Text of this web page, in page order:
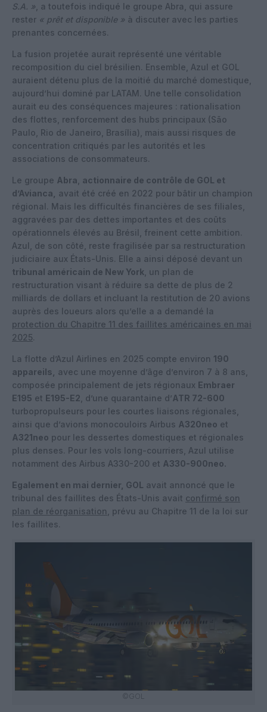
S.A. » , a toutefois indiqué le groupe Abra, qui assure
rester « prêt et disponible » à discuter avec les parties
prenantes concernées.
La fusion projetée aurait représenté une véritable
recomposition du ciel brésilien. Ensemble, Azul et GOL
auraient détenu plus de la moitié du marché domestique,
aujourd’hui dominé par LATAM. Une telle consolidation
aurait eu des conséquences majeures : rationalisation
des flottes, renforcement des hubs principaux (São
Paulo, Rio de Janeiro, Brasília), mais aussi risques de
concentration critiqués par les autorités et les
associations de consommateurs.
Le groupe Abra actionnaire de contrôle de GOL et
d’Avianca,
avait été créé en 2022 pour bâtir un champion
régional. Mais les difficultés financières de ses filiales,
aggravées par des dettes importantes et des coûts
opérationnels élevés au Brésil, freinent cette ambition.
Azul, de son côté, reste fragilisée par sa restructuration
judiciaire aux États-Unis. Elle a ainsi déposé devant un
tribunal américain de New York , un plan de
restructuration visant à réduire sa dette de plus de 2
milliards de dollars et incluant la restitution de 20 avions
auprès des loueurs alors qu’elle a a demandé la
protection du Chapitre 11 des faillites américaines en mai
2025.
La flotte d’Azul Airlines en 2025 compte environ 190
appareils,
avec une moyenne d’âge d’environ 7 à 8 ans,
composée principalement de jets régionaux Embraer
E195 et E195-E2 , d’une quarantaine d’ATR 72-600
turbopropulseurs pour les courtes liaisons régionales,
ainsi que d’avions monocouloirs Airbus A320neo et
A321neo pour les dessertes domestiques et régionales
plus denses. Pour les vols long-courriers, Azul utilise
notamment des Airbus A330-200 et A330-900neo.
Egalement en mai dernier, GOL avait annoncé que le
tribunal des faillites des États-Unis avait confirmé son
plan de réorganisation
, prévu au Chapitre 11 de la loi sur
les faillites.